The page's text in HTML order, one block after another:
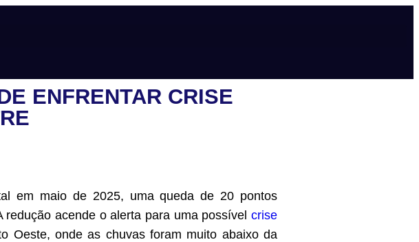
ENFRENTAR CRISE
em maio de 2025, uma queda de 20 pontos
acende o alerta para uma possível crise
Oeste, onde as chuvas foram muito abaixo da